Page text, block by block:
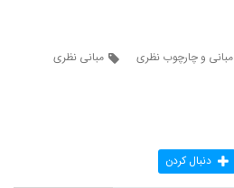
مبانی و چارچوب نظری
مبانی نظری
دنبال کردن